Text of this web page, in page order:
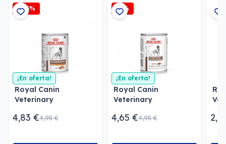
-2,5%
¡En oferta!
Royal Canin
Veterinary
Fat Paté
4,83 €4,95 €
-6%
¡En oferta!
Royal Canin
Veterinary
4,65 €4,95 €